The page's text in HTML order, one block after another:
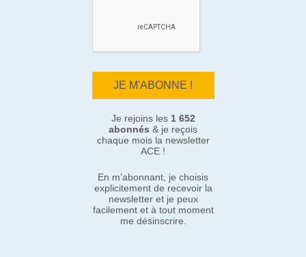
Je rejoins les 1 652
abonnés & je reçois
chaque mois la newsletter
ACE !
En m’abonnant, je choisis
explicitement de recevoir la
newsletter et je peux
facilement et à tout moment
me désinscrire.